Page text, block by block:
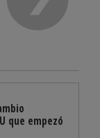
que empezó